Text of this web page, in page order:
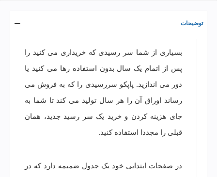
توضیحات
بسیاری از شما سر رسیدی که خریداری می کنید را
پس از اتمام یک سال بدون استفاده رها می کنید یا
دور می اندازید. پاپکو سررسیدی را که به فروش می
رساند اوراق آن را هر سال تولید می کند تا شما به
جای هزینه کردن و خرید یک سر رسید جدید، همان
قبلی را مجددا استفاده کنید.
در صفحات ابتدایی خود یک جدول ضمیمه دارد که در